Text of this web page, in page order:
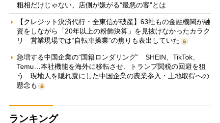
粗相だけじゃない、店側が嫌がる“最悪の客”とは
【クレジット決済代行・全東信が破産】63社もの金融機関が融
資をしながら「20年以上の粉飾決算」を見抜けなかったカラク
リ 営業現場では“自転車操業”の焦りも表出していた
急増する中国企業の“国籍ロンダリング” SHEIN、TikTok、
Temu…本社機能を海外に移転させ、トランプ関税の回避を狙
う 現地人を隠れ蓑にした中国企業の農業参入・土地取得への
懸念も
ランキング